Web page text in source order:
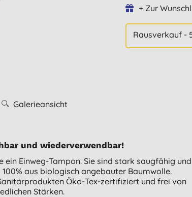
Galerieansicht
+ Zur
Rausverkauf -
und wiederverwendbar!
Einweg-Tampon. Sie sind stark saugfähig und
aus biologisch angebauter Baumwolle.
Öko-Tex-zertifiziert und frei von
Stärken.